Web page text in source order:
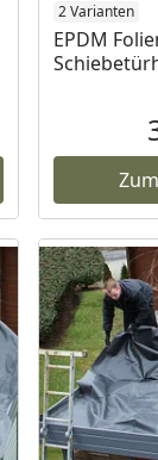
2 Varianten
EPDM